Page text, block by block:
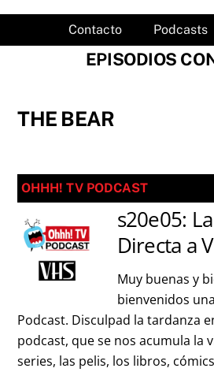
Contacto Podcasts
EPISODIOS
THE BEAR
OHHH! TV PODCAST
s20e05:
Directa a
Muy buenas y
bienvenidos
Podcast. Disculpad la tardanza
podcast, que se nos acumula la
series, las pelis, los libros,